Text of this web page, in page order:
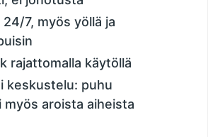
24/7, myös yöllä ja
rajattomalla käytöllä
keskustelu: puhu
myös aroista aiheista